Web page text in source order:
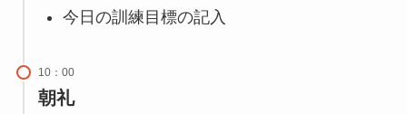
今日の訓練目標の記入
10：00
朝礼